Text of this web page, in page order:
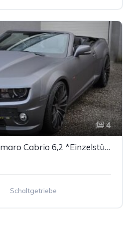
4
Chevrolet (USA) Camaro Cabrio 6,2 *Einzelstück!*
Schaltgetriebe